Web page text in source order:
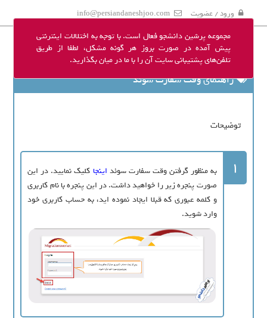
مجموعه پرشین دانشجو فعال است. با توجه به اختلالات اینترنتی
پیش آمده در صورت بروز هر گونه مشکل، لطفا از طریق
تلفن‌های پشتیبانی سایت آن را با ما در میان بگذارید.
ورود / عضویت info@persiandaneshjoo.com
راهنمای وقت سفارت سوئد
توضیحات
1 به منظور گرفتن وقت سفارت سوئد اینجا کلیک نمایید. در این
صورت پنجره زیر را خواهید داشت. در این پنجره با نام کاربری
و کلمه عبوری که قبلا ایجاد نموده اید، به حساب کاربری خود
وارد شوید.